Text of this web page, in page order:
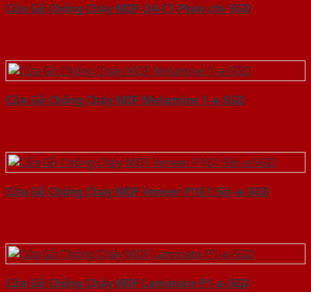
Cửa Gỗ Chống Cháy MDF O4-C1 Phào chi-SGD
Cửa Gỗ Chống Cháy MDF Melamine 1-a-SGD
Cửa Gỗ Chống Cháy MDF Veneer P1G1 Sồi-a-SGD
Cửa Gỗ Chống Cháy MDF Laminate P1-a-SGD